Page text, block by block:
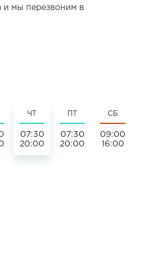
и мы перезвоним в
ЧТ
07:30
20:00
07:30
20:00
СБ
09:00
16:00